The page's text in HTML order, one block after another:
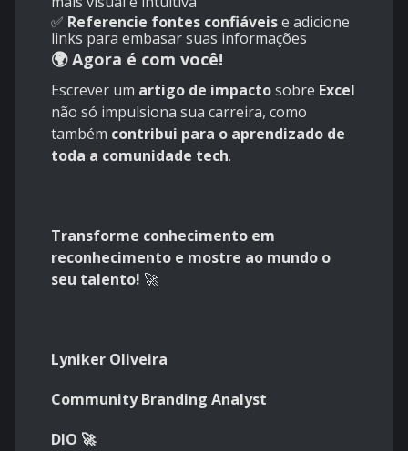
✅ Referencie fontes confiáveise adicione
links para embasar suas informações
🌍Agora é com você!
Escrever um artigo de impactosobre Excel
não só impulsiona sua carreira, como
também contribui para o aprendizado de
toda a comunidade tech.
Transforme conhecimento em
reconhecimento e mostre ao mundo o
seu talento! 🚀
Lyniker Oliveira
Community Branding Analyst
DIO 🚀